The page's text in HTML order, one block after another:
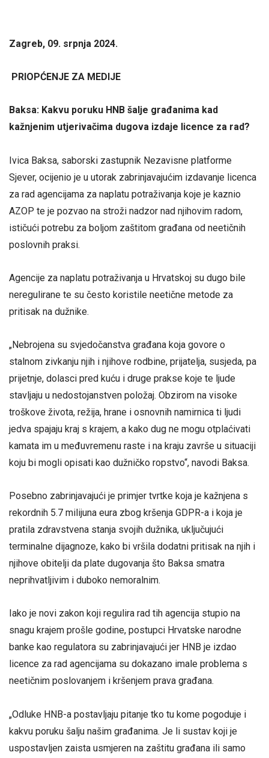
Zagreb, 09. srpnja 2024.
PRIOPĆENJE ZA MEDIJE
Baksa: Kakvu poruku HNB šalje građanima kad
kažnjenim utjerivačima dugova izdaje licence za rad?
Ivica Baksa, saborski zastupnik Nezavisne platforme
Sjever, ocijenio je u utorak zabrinjavajućim izdavanje licenca
za rad agencijama za naplatu potraživanja koje je kaznio
AZOP te je pozvao na stroži nadzor nad njihovim radom,
ističući potrebu za boljom zaštitom građana od neetičnih
poslovnih praksi.
Agencije za naplatu potraživanja u Hrvatskoj su dugo bile
neregulirane te su često koristile neetične metode za
pritisak na dužnike.
„Nebrojena su svjedočanstva građana koja govore o
stalnom zivkanju njih i njihove rodbine, prijatelja, susjeda, pa
prijetnje, dolasci pred kuću i druge prakse koje te ljude
stavljaju u nedostojanstven položaj. Obzirom na visoke
troškove života, režija, hrane i osnovnih namirnica ti ljudi
jedva spajaju kraj s krajem, a kako dug ne mogu otplaćivati
kamata im u međuvremenu raste i na kraju završe u situaciji
koju bi mogli opisati kao dužničko ropstvo“, navodi Baksa.
Posebno zabrinjavajući je primjer tvrtke koja je kažnjena s
rekordnih 5.7 milijuna eura zbog kršenja GDPR-a i koja je
pratila zdravstvena stanja svojih dužnika, uključujući
terminalne dijagnoze, kako bi vršila dodatni pritisak na njih i
njihove obitelji da plate dugovanja što Baksa smatra
neprihvatljivim i duboko nemoralnim.
Iako je novi zakon koji regulira rad tih agencija stupio na
snagu krajem prošle godine, postupci Hrvatske narodne
banke kao regulatora su zabrinjavajući jer HNB je izdao
licence za rad agencijama su dokazano imale problema s
neetičnim poslovanjem i kršenjem prava građana.
„Odluke HNB-a postavljaju pitanje tko tu kome pogoduje i
kakvu poruku šalju našim građanima. Je li sustav koji je
uspostavljen zaista usmjeren na zaštitu građana ili samo